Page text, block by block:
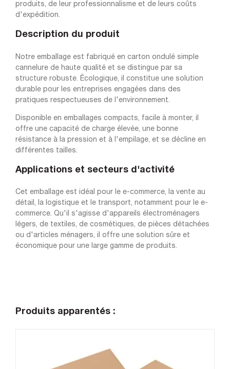
produits, de leur professionnalisme et de leurs coûts
d'expédition.
Description du produit
Notre emballage est fabriqué en carton ondulé simple
cannelure de haute qualité et se distingue par sa
structure robuste. Écologique, il constitue une solution
durable pour les entreprises engagées dans des
pratiques respectueuses de l'environnement.
Disponible en emballages compacts, facile à monter, il
offre une capacité de charge élevée, une bonne
résistance à la pression et à l'empilage, et se décline en
différentes tailles.
Applications et secteurs d'activité
Cet emballage est idéal pour le e-commerce, la vente au
détail, la logistique et le transport, notamment pour le e-
commerce. Qu'il s'agisse d'appareils électroménagers
légers, de textiles, de cosmétiques, de pièces détachées
ou d'articles ménagers, il offre une solution sûre et
économique pour une large gamme de produits.
Produits apparentés :